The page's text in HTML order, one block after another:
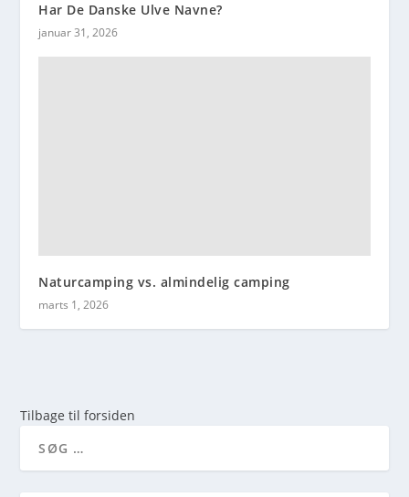
Har De Danske Ulve Navne?
januar 31, 2026
Naturcamping vs. almindelig camping
marts 1, 2026
Tilbage til forsiden